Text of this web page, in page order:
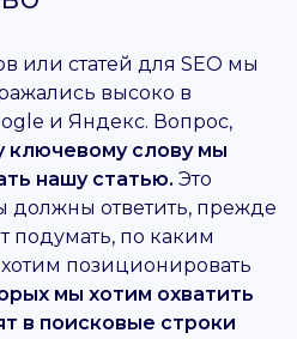
или статей для SEO мы
высоко в
и Яндекс. Вопрос,
ключевому слову мы
нашу статью. Это
должны ответить, прежде
подумать, по каким
позиционировать
мы хотим охватить
в поисковые строки